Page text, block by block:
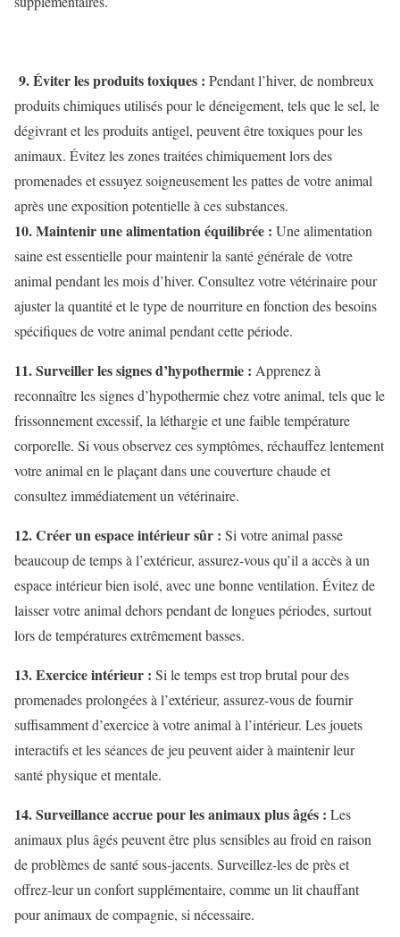
9. Éviter les produits toxiques : Pendant l’hiver, de nombreux
produits chimiques utilisés pour le déneigement, tels que le sel, le
dégivrant et les produits antigel, peuvent être toxiques pour les
animaux. Évitez les zones traitées chimiquement lors des
promenades et essuyez soigneusement les pattes de votre animal
après une exposition potentielle à ces substances.
10. Maintenir une alimentation équilibrée : Une alimentation
saine est essentielle pour maintenir la santé générale de votre
animal pendant les mois d’hiver. Consultez votre vétérinaire pour
ajuster la quantité et le type de nourriture en fonction des besoins
spécifiques de votre animal pendant cette période.
11. Surveiller les signes d’hypothermie : Apprenez à
reconnaître les signes d’hypothermie chez votre animal, tels que le
frissonnement excessif, la léthargie et une faible température
corporelle. Si vous observez ces symptômes, réchauffez lentement
votre animal en le plaçant dans une couverture chaude et
consultez immédiatement un vétérinaire.
12. Créer un espace intérieur sûr : Si votre animal passe
beaucoup de temps à l’extérieur, assurez-vous qu’il a accès à un
espace intérieur bien isolé, avec une bonne ventilation. Évitez de
laisser votre animal dehors pendant de longues périodes, surtout
lors de températures extrêmement basses.
13. Exercice intérieur : Si le temps est trop brutal pour des
promenades prolongées à l’extérieur, assurez-vous de fournir
suffisamment d’exercice à votre animal à l’intérieur. Les jouets
interactifs et les séances de jeu peuvent aider à maintenir leur
santé physique et mentale.
14. Surveillance accrue pour les animaux plus âgés : Les
animaux plus âgés peuvent être plus sensibles au froid en raison
de problèmes de santé sous-jacents. Surveillez-les de près et
offrez-leur un confort supplémentaire, comme un lit chauffant
pour animaux de compagnie, si nécessaire.